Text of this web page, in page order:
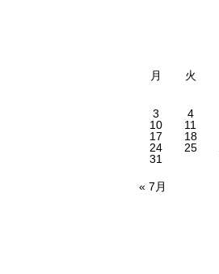
月 火
3
4
10
11
17
18
24
25
31
« 7月